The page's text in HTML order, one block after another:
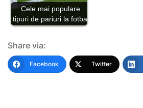
Cele mai populare
tipuri de pariuri la fotbal
Share via:
Facebook Twitter